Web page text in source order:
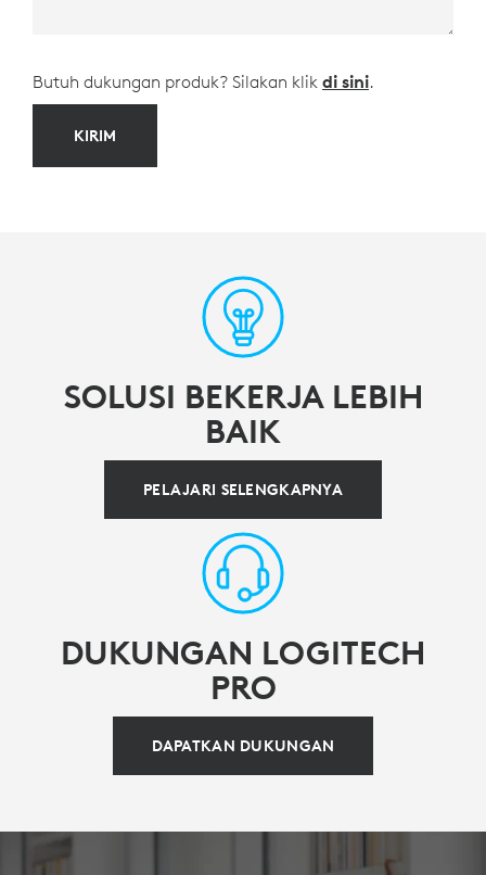
Butuh dukungan produk? Silakan klik di sini.
KIRIM
SOLUSI BEKERJA LEBIH
BAIK
PELAJARI SELENGKAPNYA
DUKUNGAN LOGITECH
PRO
DAPATKAN DUKUNGAN